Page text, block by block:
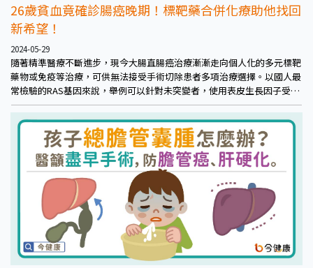
26歲貧血竟確診腸癌晚期！標靶藥合併化療助他找回
新希望！
2024-05-29
隨著精準醫療不斷進步，現今大腸直腸癌治療漸漸走向個人化的多元標靶
藥物或免疫等治療，可供無法接受手術切除患者多項治療選擇。以國人最
常檢驗的RAS基因來說，舉例可以針對未突變者，使用表皮生長因子受體
單株抗體標靶治療合併化療，能有效幫助患者延長存活，還有機會縮小腫
瘤進而手術，為晚期轉移患者帶來治癒的希望。